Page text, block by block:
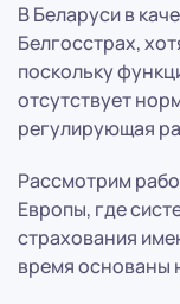
В Беларуси в
Белгосстрах,
поскольку
отсутствует
регулирующая
Рассмотрим
Европы, где
страхования
время основаны